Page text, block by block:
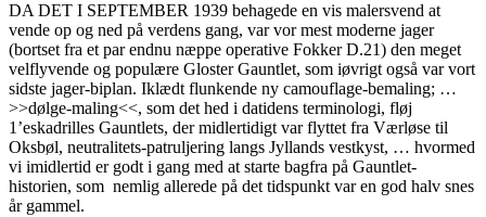
DA DET I SEPTEMBER 1939 behagede en vis malersvend at
vende op og ned på verdens gang, var vor mest moderne jager
(bortset fra et par endnu næppe operative Fokker D.21) den meget
velflyvende og populære Gloster Gauntlet, som iøvrigt også var vort
sidste jager-biplan. Iklædt flunkende ny camouflage-bemaling; …
>>dølge-maling<<, som det hed i datidens terminologi, fløj
1’eskadrilles Gauntlets, der midlertidigt var flyttet fra Værløse til
Oksbøl, neutralitets-patruljering langs Jyllands vestkyst, … hvormed
vi imidlertid er godt i gang med at starte bagfra på Gauntlet-
historien, som nemlig allerede på det tidspunkt var en god halv snes
år gammel.